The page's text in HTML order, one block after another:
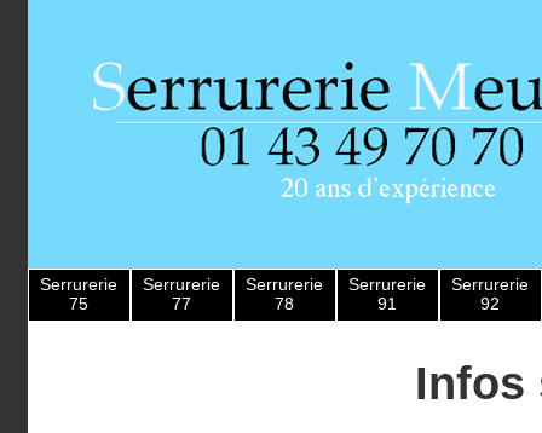
Serrurerie
75
Serrurerie
77
Serrurerie
78
Serrurerie
91
Serrurerie
92
Infos